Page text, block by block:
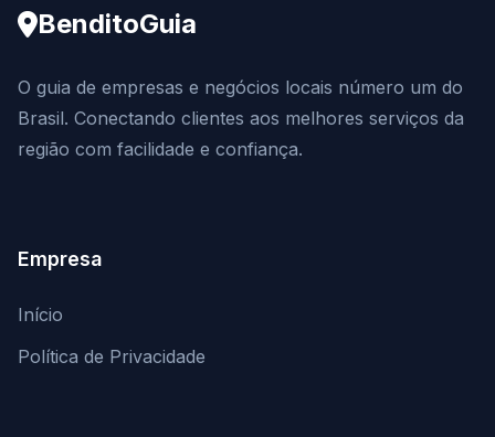
BenditoGuia
O guia de empresas e negócios locais número um do
Brasil. Conectando clientes aos melhores serviços da
região com facilidade e confiança.
Empresa
Início
Política de Privacidade